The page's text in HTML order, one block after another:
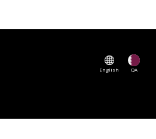
QA
English